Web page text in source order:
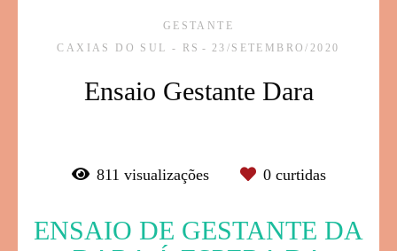
GESTANTE
CAXIAS DO SUL - RS
23/SETEMBRO/2020
Ensaio Gestante Dara
811 visualizações 0curtidas
ENSAIO DE GESTANTE DA